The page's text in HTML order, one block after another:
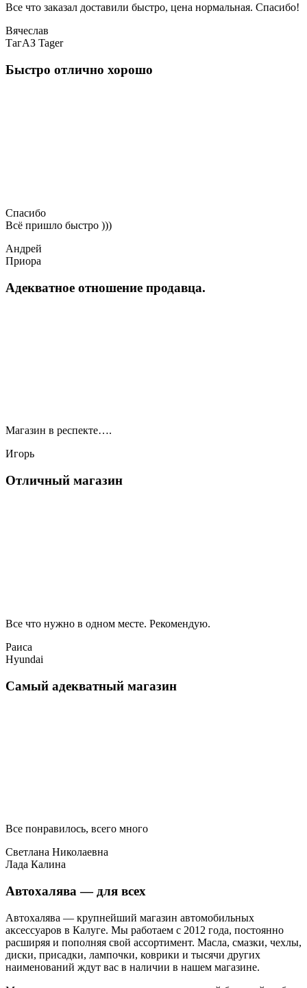
Все что заказал доставили быстро, цена нормальная. Спасибо!
Вячеслав
ТагАЗ Tager
Быстро отлично хорошо
Спасибо
Всё пришло быстро )))
Андрей
Приора
Адекватное отношение продавца.
Магазин в респекте….
Игорь
Отличный магазин
Все что нужно в одном месте. Рекомендую.
Раиса
Hyundai
Самый адекватный магазин
Все понравилось, всего много
Светлана Николаевна
Лада Калина
Автохалява — для всех
Автохалява — крупнейший магазин автомобильных
аксессуаров в Калуге. Мы работаем с 2012 года, постоянно
расширяя и пополняя свой ассортимент. Масла, смазки, чехлы,
диски, присадки, лампочки, коврики и тысячи других
наименований ждут вас в наличии в нашем магазине.